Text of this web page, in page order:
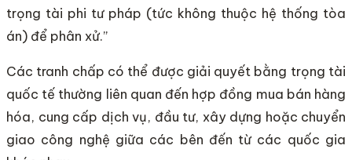
trọng tài phi tư pháp (tức không thuộc hệ thống tòa
án) để phân xử.”
Các tranh chấp có thể được giải quyết bằng trọng tài
quốc tế thường liên quan đến hợp đồng mua bán hàng
hóa, cung cấp dịch vụ, đầu tư, xây dựng hoặc chuyển
giao công nghệ giữa các bên đến từ các quốc gia